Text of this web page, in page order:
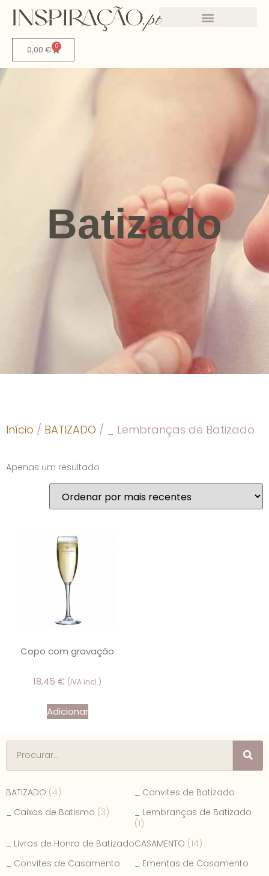
0,00 € 0
Batizado
Início / BATIZADO / _ Lembranças de Batizado
Apenas um resultado
Copo com gravação
18,45 € (IVA incl.)
Adicionar
BATIZADO (4)
_ Convites de Batizado
_ Caixas de Batismo (3)
_ Lembranças de Batizado
(1)
_ Livros de Honra de BatizadoCASAMENTO (14)
_ Convites de Casamento
_ Ementas de Casamento